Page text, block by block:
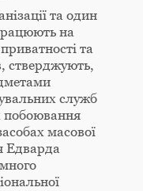
та один
на
та
стверджують,
служб
побоювання
масової
Едварда